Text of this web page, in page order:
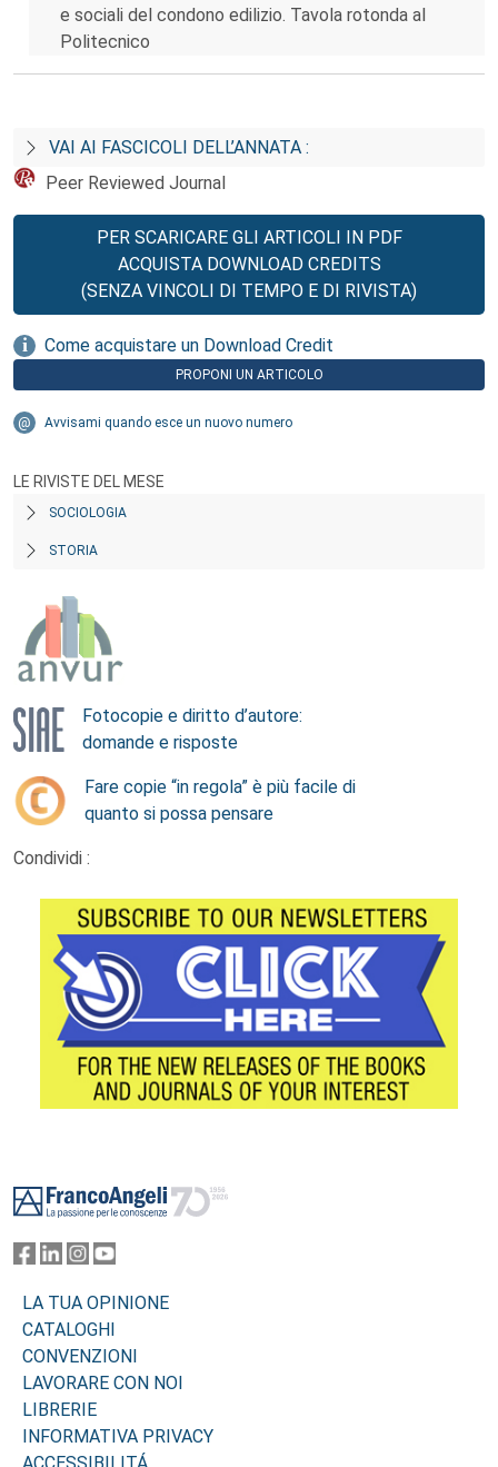
e sociali del condono edilizio. Tavola rotonda al
Politecnico
VAI AI FASCICOLI DELL’ANNATA :
Peer Reviewed Journal
PER SCARICARE GLI ARTICOLI IN PDF
ACQUISTA DOWNLOAD CREDITS
(SENZA VINCOLI DI TEMPO E DI RIVISTA)
Come acquistare un Download Credit
PROPONI UN ARTICOLO
Avvisami quando esce un nuovo numero
LE RIVISTE DEL MESE
SOCIOLOGIA
STORIA
Fotocopie e diritto d’autore:
domande e risposte
Fare copie “in regola” è più facile di
quanto si possa pensare
Condividi :
LA TUA OPINIONE
CATALOGHI
CONVENZIONI
LAVORARE CON NOI
LIBRERIE
INFORMATIVA PRIVACY